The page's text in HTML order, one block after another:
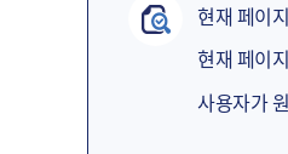
현재 페이
현재 페이
사용자가